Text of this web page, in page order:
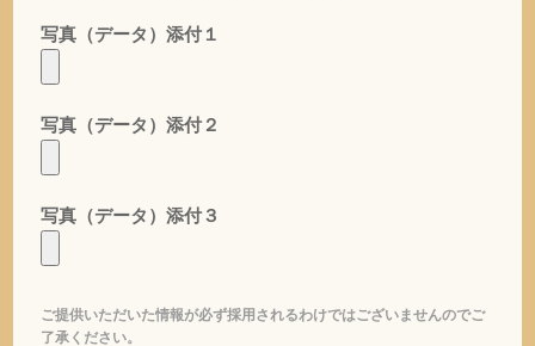
写真（データ）添付１
写真（データ）添付２
写真（データ）添付３
ご提供いただいた情報が必ず採用されるわけではございませんのでご
了承ください。